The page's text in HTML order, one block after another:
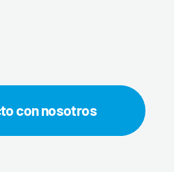
con nosotros